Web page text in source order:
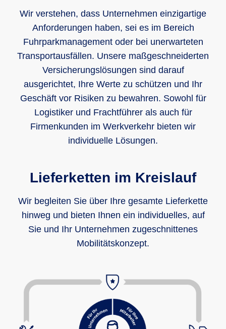
Wir verstehen, dass Unternehmen einzigartige
Anforderungen haben, sei es im Bereich
Fuhrparkmanagement oder bei unerwarteten
Transportausfällen. Unsere maßgeschneiderten
Versicherungslösungen sind darauf
ausgerichtet, Ihre Werte zu schützen und Ihr
Geschäft vor Risiken zu bewahren. Sowohl für
Logistiker und Frachtführer als auch für
Firmenkunden im Werkverkehr bieten wir
individuelle Lösungen.
Lieferketten im Kreislauf
Wir begleiten Sie über Ihre gesamte Lieferkette
hinweg und bieten Ihnen ein individuelles, auf
Sie und Ihr Unternehmen zugeschnittenes
Mobilitätskonzept.